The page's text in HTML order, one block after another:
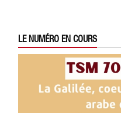
LE NUMÉRO EN COURS